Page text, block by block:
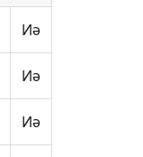
Иә
Иә
Иә